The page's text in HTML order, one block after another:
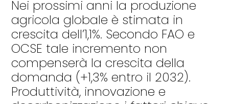
Nei prossimi anni la produzione
agricola globale è stimata in
crescita dell’1,1%. Secondo FAO e
OCSE tale incremento non
compenserà la crescita della
domanda (+1,3% entro il 2032).
Produttività, innovazione e